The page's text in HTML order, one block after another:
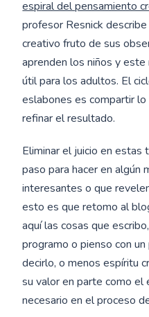
espiral del pensamiento
profesor Resnick
creativo fruto de sus
aprenden los niños y
útil para los adultos. El
eslabones es compartir
refinar el resultado.
Eliminar el juicio en estas
paso para hacer en algún
interesantes o que
esto es que retomo al
aquí las cosas que
programo o pienso con
decirlo, o menos espíritu
su valor en parte como el
necesario en el proceso